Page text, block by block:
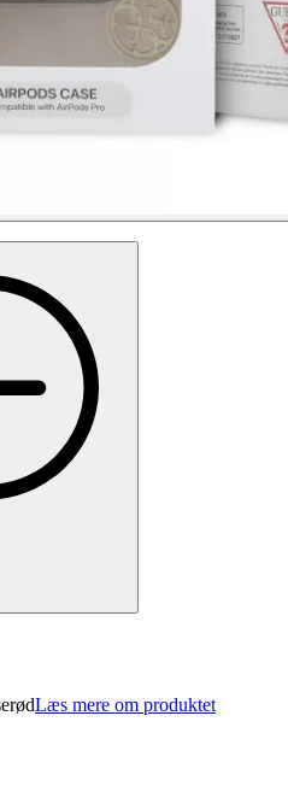
Læs mere om produktet